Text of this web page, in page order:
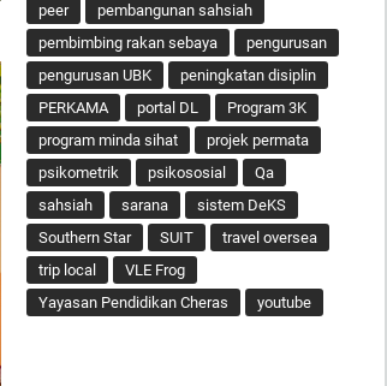
peer
pembangunan sahsiah
pembimbing rakan sebaya
pengurusan
pengurusan UBK
peningkatan disiplin
PERKAMA
portal DL
Program 3K
program minda sihat
projek permata
psikometrik
psikososial
Qa
sahsiah
sarana
sistem DeKS
Southern Star
SUIT
travel oversea
trip local
VLE Frog
Yayasan Pendidikan Cheras
youtube